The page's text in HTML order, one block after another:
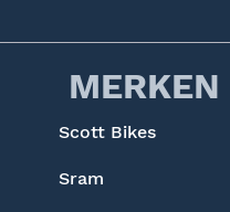
MERKEN
Scott Bikes
Sram